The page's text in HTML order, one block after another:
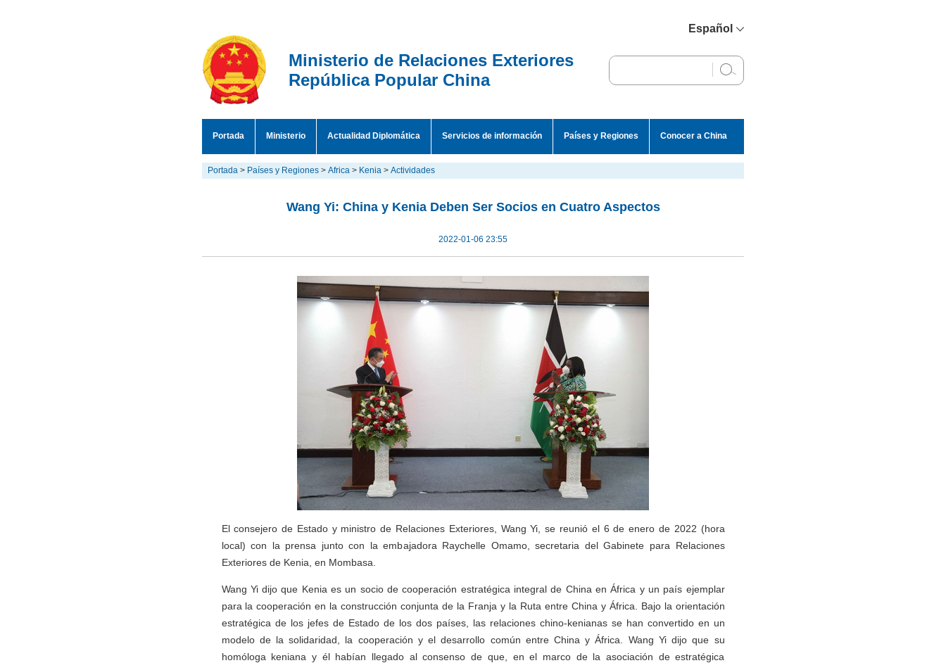
Español
English
Ministerio de Relaciones Exteriores
República Popular China
Portada Ministerio Actualidad Diplomática Servicios de información Países y Regiones Conocer a China
Portada > Países y Regiones > Africa > Kenia > Actividades
Wang Yi: China y Kenia Deben Ser Socios en Cuatro Aspectos
2022-01-06 23:55
El consejero de Estado y ministro de Relaciones Exteriores, Wang Yi, se reunió el 6 de enero de 2022 (hora
local) con la prensa junto con la embajadora Raychelle Omamo, secretaria del Gabinete para Relaciones
Exteriores de Kenia, en Mombasa.
Wang Yi dijo que Kenia es un socio de cooperación estratégica integral de China en África y un país ejemplar
para la cooperación en la construcción conjunta de la Franja y la Ruta entre China y África. Bajo la orientación
estratégica de los jefes de Estado de los dos países, las relaciones chino-kenianas se han convertido en un
modelo de la solidaridad, la cooperación y el desarrollo común entre China y África. Wang Yi dijo que su
homóloga keniana y él habían llegado al consenso de que, en el marco de la asociación de estratégica